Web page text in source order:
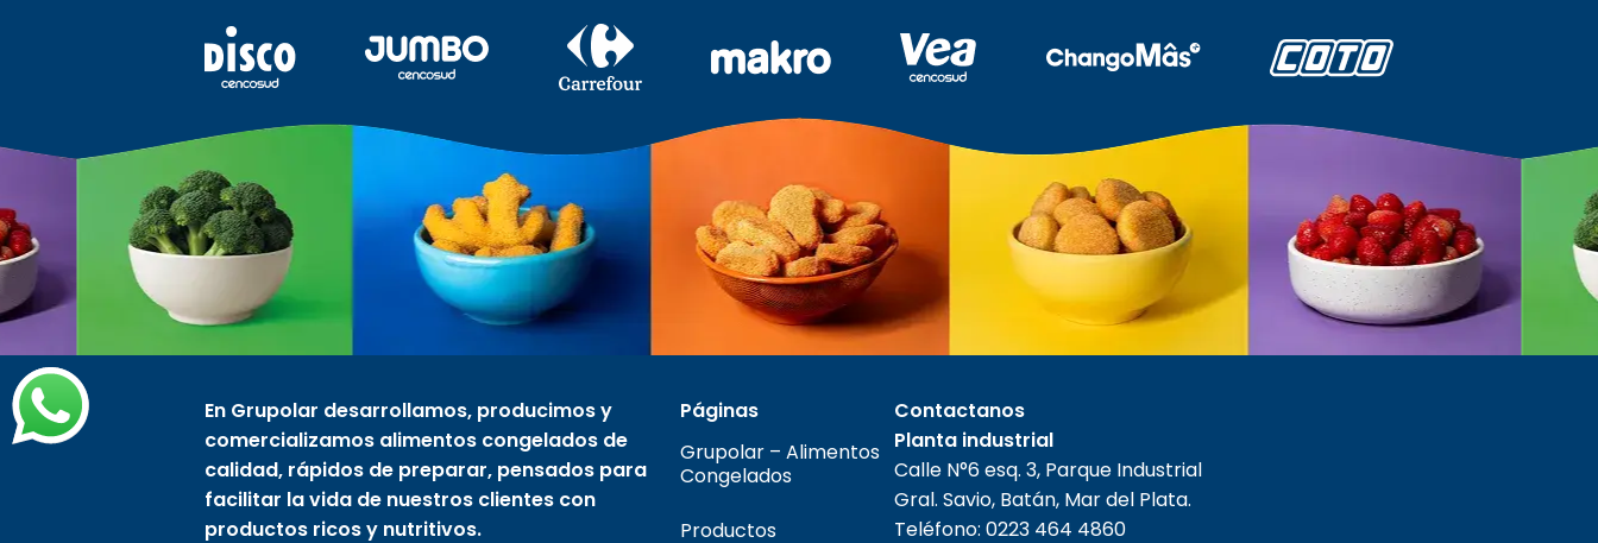
En Grupolar desarrollamos, producimos y
comercializamos alimentos congelados de
calidad, rápidos de preparar, pensados para
facilitar la vida de nuestros clientes con
productos ricos y nutritivos.
Páginas
Grupolar – Alimentos
Congelados
Productos
Contactanos
Planta industrial
Calle N°6 esq. 3, Parque Industrial
Gral. Savio, Batán, Mar del Plata.
Teléfono: 0223 464 4860